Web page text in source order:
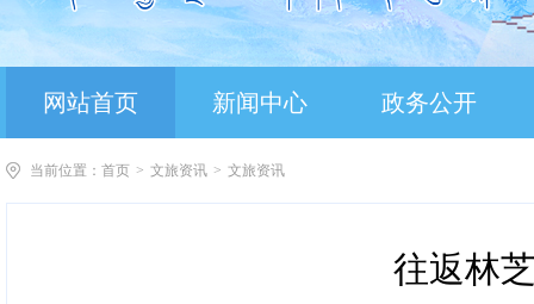
网站首页 新闻中心 政务公开
当前位置： 首页 > 文旅资讯 > 文旅资讯
往返林